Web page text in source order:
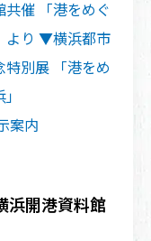
催 「港をめぐ
より ▼横浜都市
別展 「港をめ
案内
浜開港資料館